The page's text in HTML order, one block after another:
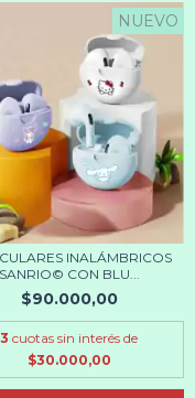
NUEVO
INALÁMBRICOS
SANRIO© CON BLU...
$90.000,00
3 cuotas sin interés de
$30.000,00